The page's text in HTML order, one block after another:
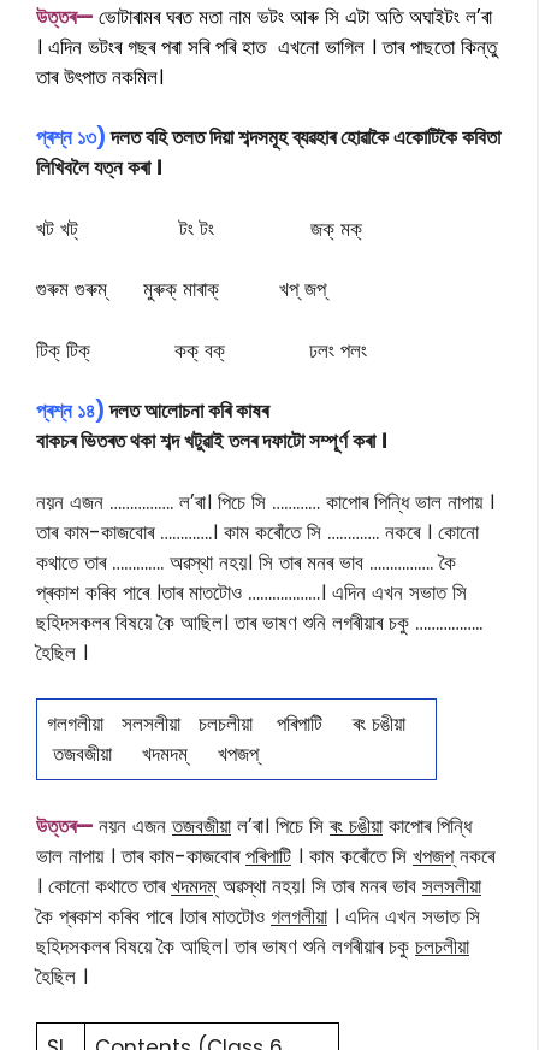
উত্তৰ— ভোটাৰামৰ ঘৰত মতা নাম ভটং আৰু সি এটা অতি অঘাইটং ল’ৰা
। এদিন ভটংৰ গছৰ পৰা সৰি পৰি হাত এখনো ভাগিল । তাৰ পাছতো কিন্তু
তাৰ উৎপাত নকমিল।
প্ৰশ্ন ১৩)দলত বহি তলত দিয়া শব্দসমূহ ব্যৱহাৰ হোৱাকৈ একোটিকৈ কবিতা
লিখিবলৈ যত্ন কৰা ।
খট খট্ টং টং জক্ মক্
গুৰুম গুৰুম্ মুৰুক্ মাৰাক্ খপ্ জপ্
টিক্ টিক্ কক্ বক্ ঢলং পলং
প্ৰশ্ন ১৪)দলত আলোচনা কৰি কাষৰ
বাকচৰ ভিতৰত থকা শব্দ খটুৱাই তলৰ দফাটো সম্পূৰ্ণ কৰা ।
নয়ন এজন ……………. ল’ৰা। পিচে সি ………… কাপোৰ পিন্ধি ভাল নাপায় ।
তাৰ কাম-কাজবোৰ ………….। কাম কৰোঁতে সি …………. নকৰে । কোনো
কথাতে তাৰ …………. অৱস্থা নহয়। সি তাৰ মনৰ ভাব ……………. কৈ
প্ৰকাশ কৰিব পাৰে ।তাৰ মাতটোও ………………। এদিন এখন সভাত সি
ছহিদসকলৰ বিষয়ে কৈ আছিল। তাৰ ভাষণ শুনি লগৰীয়াৰ চকু ……………..
হৈছিল ।
গলগলীয়া সলসলীয়া চলচলীয়া পৰিপাটি ৰং চঙীয়া
তজবজীয়া খদমদম্ খপজপ্
উত্তৰ— নয়ন এজনতজবজীয়াল’ৰা। পিচে সিৰং চঙীয়াকাপোৰ পিন্ধি
ভাল নাপায় । তাৰ কাম-কাজবোৰপৰিপাটি । কাম কৰোঁতে সি খপজপ্নকৰে
। কোনো কথাতে তাৰখদমদম্ অৱস্থা নহয়। সি তাৰ মনৰ ভাব সলসলীয়া
কৈ প্ৰকাশ কৰিব পাৰে ।তাৰ মাতটোও গলগলীয়া। এদিন এখন সভাত সি
ছহিদসকলৰ বিষয়ে কৈ আছিল। তাৰ ভাষণ শুনি লগৰীয়াৰ চকু চলচলীয়া
হৈছিল ।